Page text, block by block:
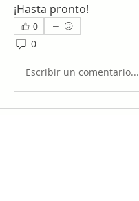
¡Hasta pronto!
0
0
Escribir un comentario...